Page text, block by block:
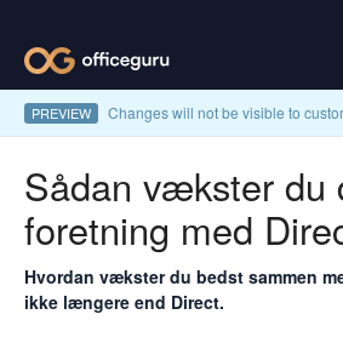
Kunder
Leverandører
Medarbejdere
PREVIEW Changes will not be visible to
Sådan vækster du
foretning med
Hvordan vækster du bedst sammen
ikke længere end Direct.